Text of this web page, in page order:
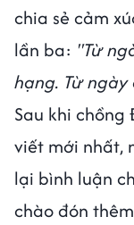
chia sẻ cảm
lần ba: "Từ
hạng. Từ
Sau khi
viết mới nhất,
lại bình luận
chào đón